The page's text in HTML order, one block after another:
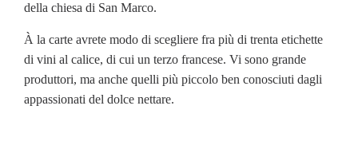
della chiesa di San Marco.
À la carte avrete modo di scegliere fra più di trenta etichette
di vini al calice, di cui un terzo francese. Vi sono grande
produttori, ma anche quelli più piccolo ben conosciuti dagli
appassionati del dolce nettare.